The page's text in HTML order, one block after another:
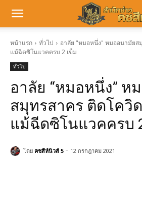
หน้าแรก ทั่วไป
อาลัย "หมอหนึ่ง" หมออนามัยส
แม้ฉีดซิโนแวคครบ 2 เข็ม
ทั่วไป
อาลัย “หมอหนึ่ง” ห
สมุทรสาคร ติดโควิ
แม้ฉีดซิโนแวคครบ
โดย คชสีห์นิวส์ 5 - 12 กรกฎาคม 2021